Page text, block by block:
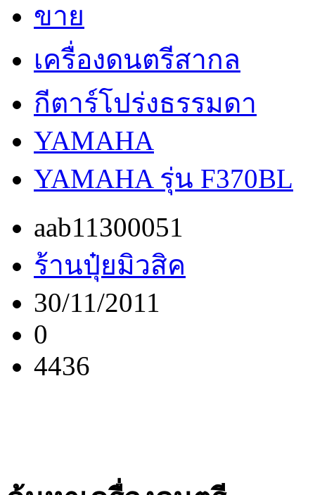
ขาย
เครื่องดนตรีสากล
กีตาร์โปร่งธรรมดา
YAMAHA
YAMAHA รุ่น F370BL
aab11300051
ร้านปุ๋ยมิวสิค
30/11/2011
0
4436